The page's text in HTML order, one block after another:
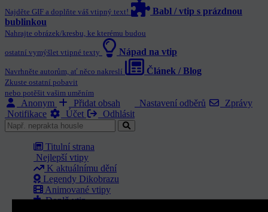
Najděte GIF a doplňte váš vtipný text!
Babl / vtip s prázdnou
bublinkou
Nahrajte obrázek/kresbu, ke kterému budou
ostatní vymýšlet vtipné texty Nápad na vtip
Navrhněte autorům, ať něco nakreslí Článek / Blog
Zkuste ostatní pobavit
nebo potěšit vašim uměním
Anonym Přidat obsah Nastavení odběrů
Zprávy
Notifikace
Účet Odhlásit
Titulní strana
Nejlepší vtipy
K aktuálnímu dění
Legendy Dikobrazu
Animované vtipy
Doplň vtip